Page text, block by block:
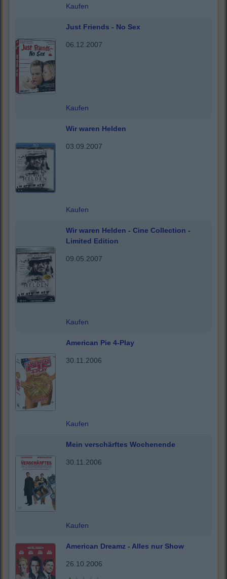
Kaufen
Just Friends - No Sex
06.12.2007
Kaufen
Wir waren Helden
03.09.2007
Kaufen
Wir waren Helden - Cine Collection -
Limited Edition
09.05.2007
Kaufen
American Pie 4-Play
30.11.2006
Kaufen
Mein verschärftes Wochenende
30.11.2006
Kaufen
American Dreamz - Alles nur Show
26.10.2006